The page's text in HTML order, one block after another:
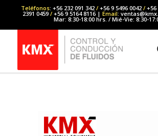
Teléfonos: +56 232 091 342 /+56 9 5496 0042 /+56
2391 0459 /+56 9 5164 8116 | Email:
Mar: 8:30-18:00 hrs. / Mié-Vie: 8:30-